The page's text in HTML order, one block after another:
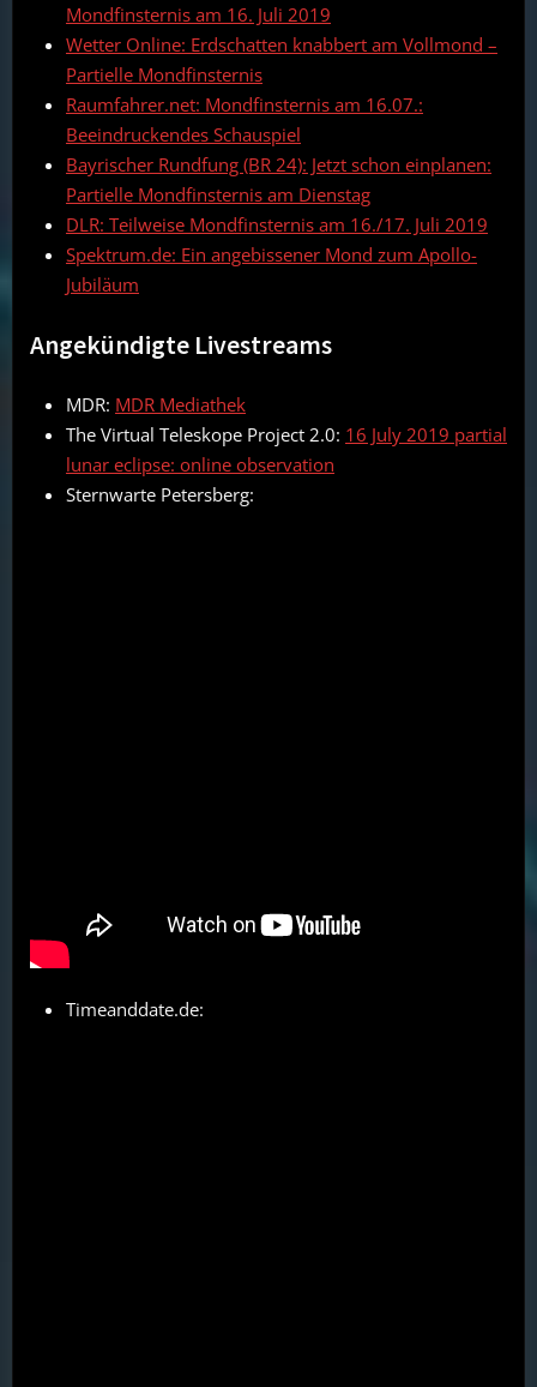
Mondfinsternis am 16. Juli 2019
Wetter Online: Erdschatten knabbert am Vollmond –
Partielle Mondfinsternis
Raumfahrer.net: Mondfinsternis am 16.07.:
Beeindruckendes Schauspiel
Bayrischer Rundfung (BR 24): Jetzt schon einplanen:
Partielle Mondfinsternis am Dienstag
DLR: Teilweise Mondfinsternis am 16./17. Juli 2019
Spektrum.de: Ein angebissener Mond zum Apollo-
Jubiläum
Angekündigte Livestreams
MDR: MDR Mediathek
The Virtual Teleskope Project 2.0: 16 July 2019 partial
lunar eclipse: online observation
Sternwarte Petersberg:
Timeanddate.de: